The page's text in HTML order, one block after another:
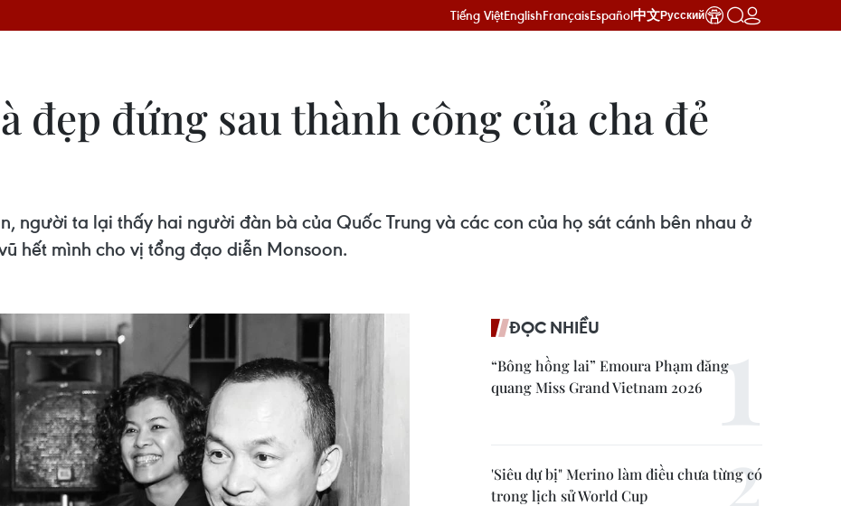
Tiếng ViệtEnglishFrançaisEspañol中文Русский
đẹp đứng sau thành công của cha đẻ
người ta lại thấy hai người đàn bà của Quốc Trung và các con của họ sát cánh bên nhau ở
hết mình cho vị tổng đạo diễn Monsoon.
ĐỌC NHIỀU
“Bông hồng lai” Emoura Phạm đăng
quang Miss Grand Vietnam 2026
'Siêu dự bị" Merino làm điều chưa từng có
trong lịch sử World Cup